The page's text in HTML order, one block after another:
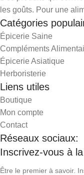
les goûts. Pour une
Catégories
Épicerie Saine
Compléments
Épicerie Asiatique
Herboristerie
Liens utiles
Boutique
Mon compte
Contact
Réseaux sociaux:
Inscrivez-vous à
Être le premier à savoir.